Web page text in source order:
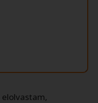
elolvastam,